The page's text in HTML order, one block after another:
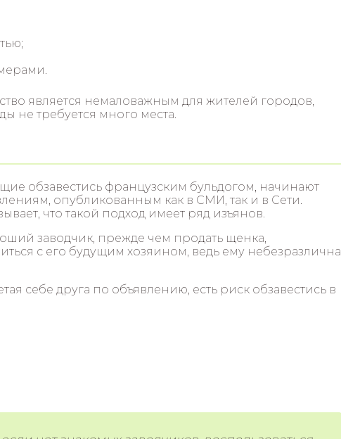
является немаловажным для жителей городов,
не требуется много места.
обзавестись французским бульдогом, начинают
опубликованным как в СМИ, так и в Сети.
что такой подход имеет ряд изъянов.
заводчик, прежде чем продать щенка,
с его будущим хозяином, ведь ему небезразлична
себе друга по объявлению, есть риск обзавестись в